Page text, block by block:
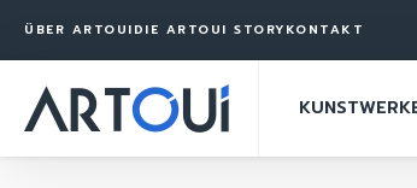
ÜBER ARTOUI DIE ARTOUI STORY KONTAKT